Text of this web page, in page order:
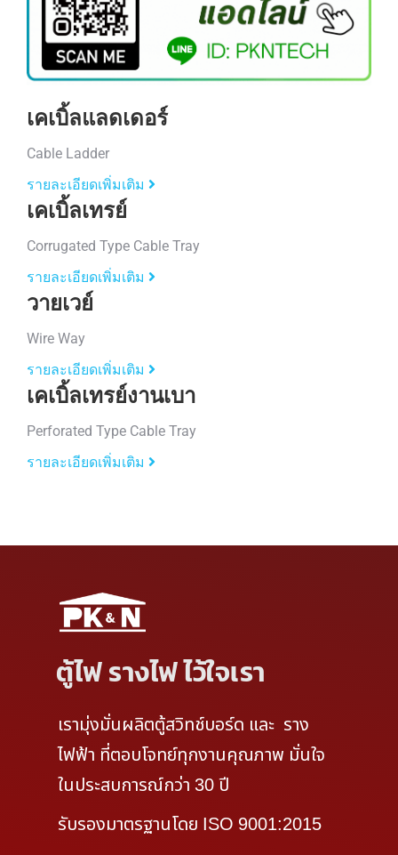
เคเบิ้ลแลดเดอร์
Cable Ladder
รายละเอียดเพิ่มเติม
เคเบิ้ลเทรย์
Corrugated Type Cable Tray
รายละเอียดเพิ่มเติม
วายเวย์
Wire Way
รายละเอียดเพิ่มเติม
เคเบิ้ลเทรย์งานเบา
Perforated Type Cable Tray
รายละเอียดเพิ่มเติม
ตู้ไฟ รางไฟ ไว้ใจเรา
เรามุ่งมั่นผลิตตู้สวิทช์บอร์ด และ ราง
ไฟฟ้า ที่ตอบโจทย์ทุกงานคุณภาพ มั่นใจ
ในประสบการณ์กว่า 30 ปี
รับรองมาตรฐานโดย ISO 9001:2015